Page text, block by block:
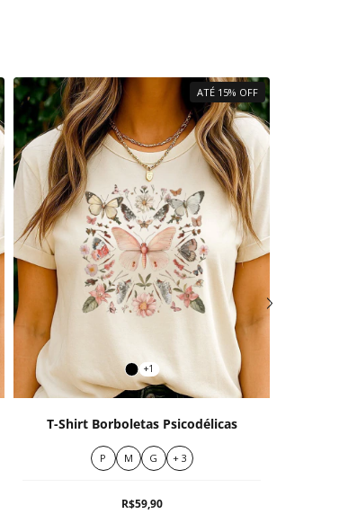
ATÉ 15% OFF
+1
T-Shirt Borboletas Psicodélicas
P M G + 3
R$59,90